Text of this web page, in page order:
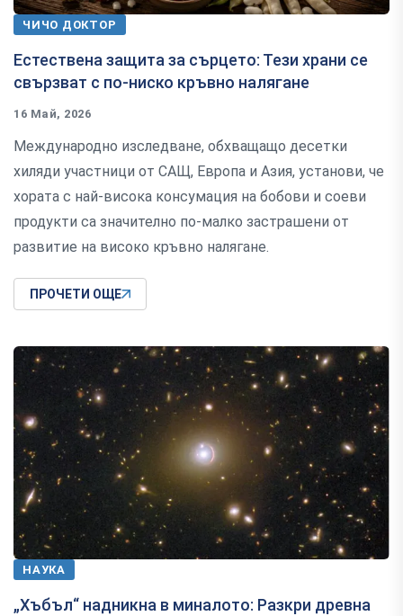
ЧИЧО ДОКТОР
Естествена защита за сърцето: Тези храни се
свързват с по-ниско кръвно налягане
16 Май, 2026
Международно изследване, обхващащо десетки
хиляди участници от САЩ, Европа и Азия, установи, че
хората с най-висока консумация на бобови и соеви
продукти са значително по-малко застрашени от
развитие на високо кръвно налягане.
ПРОЧЕТИ ОЩЕ
НАУКА
„Хъбъл“ надникна в миналото: Разкри древна